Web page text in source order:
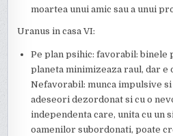
moartea unui amic sau a unui
Uranus in casa VI:
Pe plan psihic: favorabil: binele
planeta minimizeaza raul, dar e
Nefavorabil: munca impulsive
adeseori dezordonat si cu o
independenta care, unita cu un
oamenilor subordonati, poate